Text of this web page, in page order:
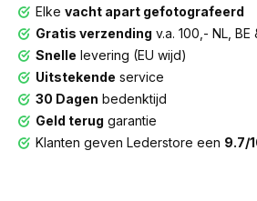
Elke vacht apart gefotografeerd
Gratis verzending v.a. 100,- NL, BE
Snelle levering (EU wijd)
Uitstekende service
30 Dagen bedenktijd
Geld terug garantie
Klanten geven Lederstore een 9.7/